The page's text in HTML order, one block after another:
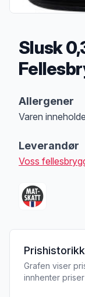
Slusk
Allergener
Varen
Leverandør
Voss
Prishistorikk
Grafen viser
innhenter